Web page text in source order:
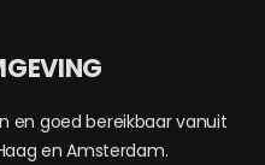
en goed bereikbaar vanuit
en Amsterdam.